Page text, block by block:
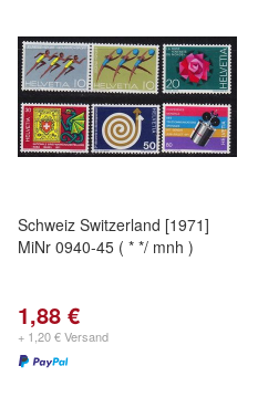
Schweiz Switzerland [1971]
MiNr 0940-45 ( * */ mnh )
1,88 €
+ 1,20 € Versand